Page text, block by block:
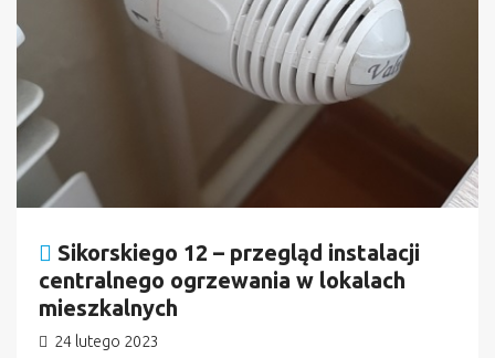
Sikorskiego 12 – przegląd instalacji
centralnego ogrzewania w lokalach
mieszkalnych
24 lutego 2023